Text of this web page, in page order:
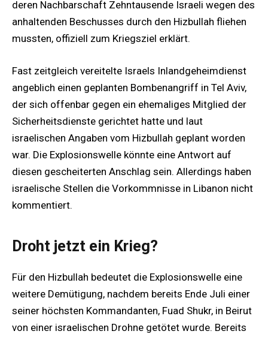
deren Nachbarschaft Zehntausende Israeli wegen des
anhaltenden Beschusses durch den Hizbullah fliehen
mussten, offiziell zum Kriegsziel erklärt.
Fast zeitgleich vereitelte Israels Inlandgeheimdienst
angeblich einen geplanten Bombenangriff in Tel Aviv,
der sich offenbar gegen ein ehemaliges Mitglied der
Sicherheitsdienste gerichtet hatte und laut
israelischen Angaben vom Hizbullah geplant worden
war. Die Explosionswelle könnte eine Antwort auf
diesen gescheiterten Anschlag sein. Allerdings haben
israelische Stellen die Vorkommnisse in Libanon nicht
kommentiert.
Droht jetzt ein Krieg?
Für den Hizbullah bedeutet die Explosionswelle eine
weitere Demütigung, nachdem bereits Ende Juli einer
seiner höchsten Kommandanten, Fuad Shukr, in Beirut
von einer israelischen Drohne getötet wurde. Bereits